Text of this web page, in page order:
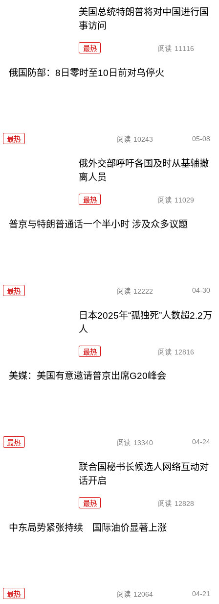
美国总统特朗普将对中国进行国
事访问
最热 阅读 11116
俄国防部：8日零时至10日前对乌停火
最热 阅读 10243 05-08
俄外交部呼吁各国及时从基辅撤
离人员
最热 阅读 11029
普京与特朗普通话一个半小时 涉及众多议题
最热 阅读 12222 04-30
日本2025年“孤独死”人数超2.2万
人
最热 阅读 12816
美媒：美国有意邀请普京出席G20峰会
最热 阅读 13340 04-24
联合国秘书长候选人网络互动对
话开启
最热 阅读 12828
中东局势紧张持续 国际油价显著上涨
最热 阅读 12064 04-21